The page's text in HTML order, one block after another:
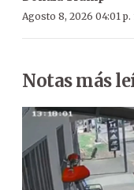
Agosto 8, 2026 04:01 p.
Notas más